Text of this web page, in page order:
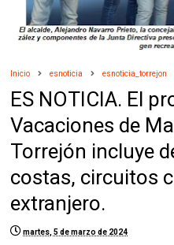
Inicio esnoticia esnoticia_torrejon
ES NOTICIA. El
Vacaciones de
Torrejón incluye
costas, circuitos
extranjero.
martes, 5 de marzo de 2024